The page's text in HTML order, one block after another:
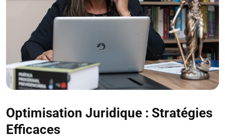
Optimisation Juridique : Stratégies
Efficaces